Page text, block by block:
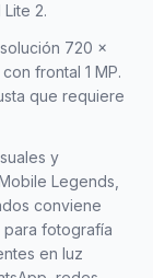
2.
720 x
frontal 1 MP.
que requiere
y
Legends,
conviene
para fotografía
en luz